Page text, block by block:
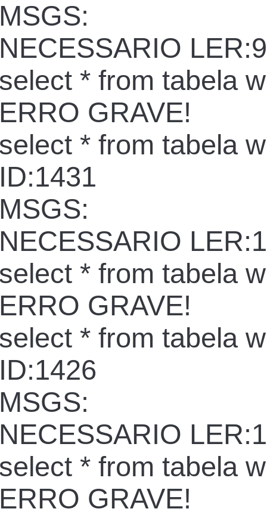
* from tabela
GRAVE!
* from tabela
* from tabela
GRAVE!
* from tabela
* from tabela
GRAVE!